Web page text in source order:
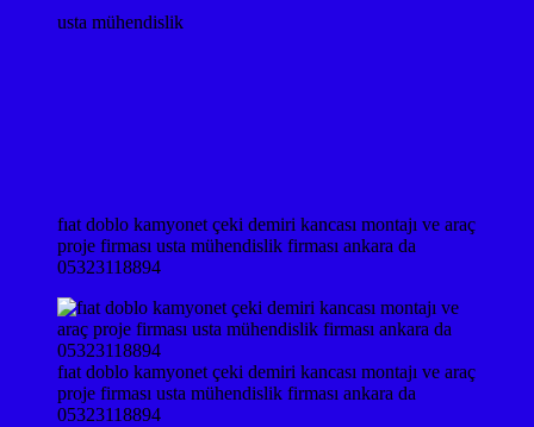
usta mühendislik
fıat doblo kamyonet çeki demiri kancası montajı ve araç
proje firması usta mühendislik firması ankara da
05323118894
fıat doblo kamyonet çeki demiri kancası montajı ve araç
proje firması usta mühendislik firması ankara da
05323118894